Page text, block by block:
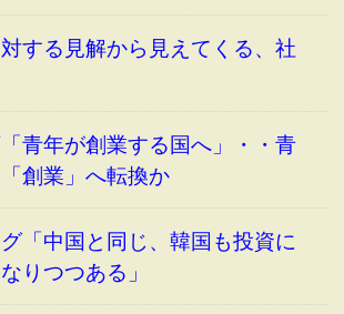
する見解から見えてくる、社
青年が創業する国へ」・・青
創業」へ転換か
「中国と同じ、韓国も投資に
りつつある」